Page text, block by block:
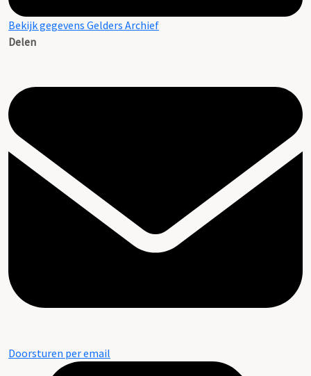
Bekijk gegevens Gelders Archief
Delen
Doorsturen per email